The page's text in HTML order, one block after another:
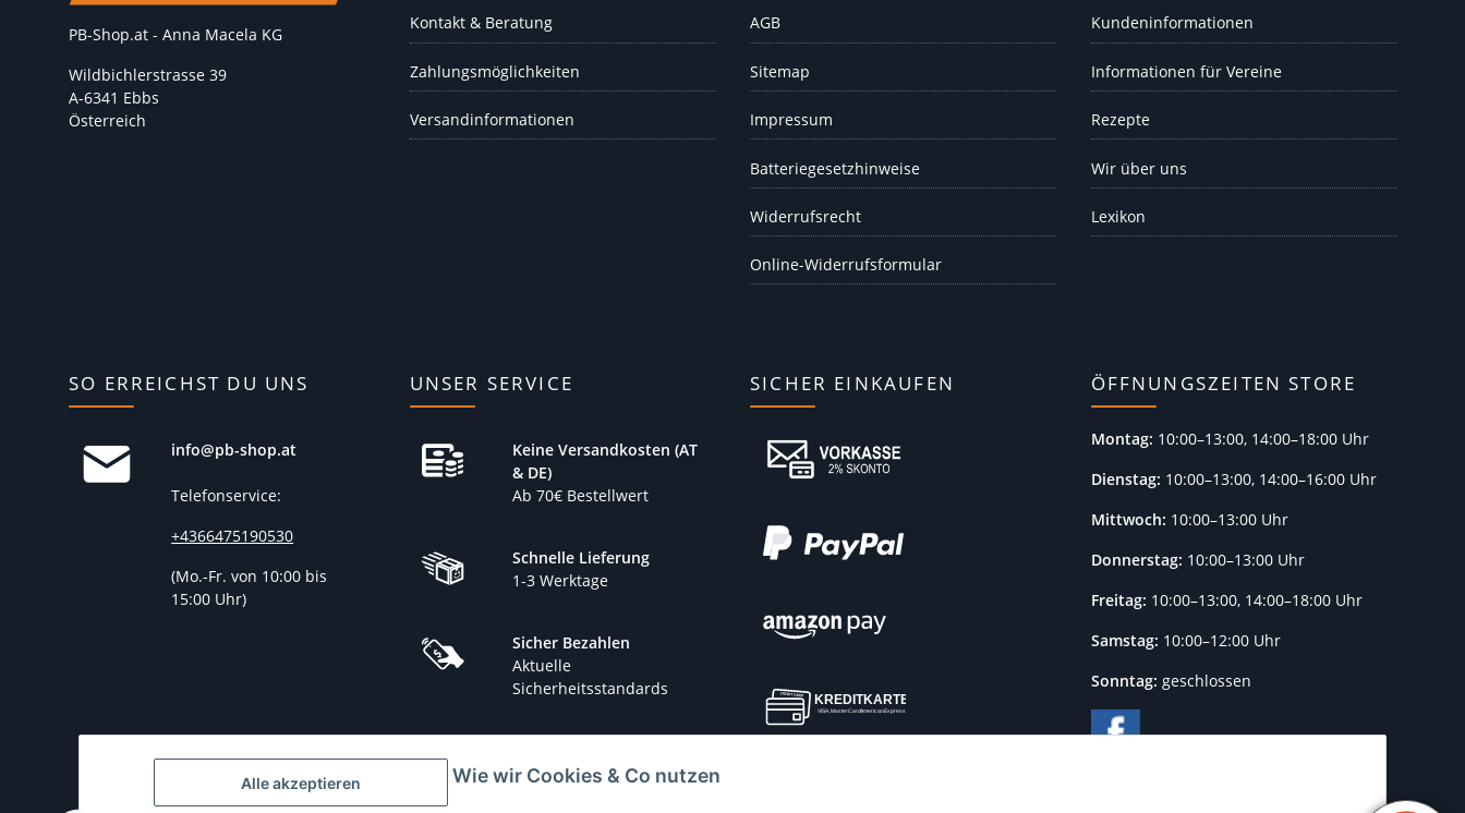
Alle akzeptieren Wie wir Cookies & Co nutzen
PB-Shop.at - Anna Macela KG
Wildbichlerstrasse 39
A-6341 Ebbs
Österreich
Kontakt & Beratung
Zahlungsmöglichkeiten
Versandinformationen
AGB
Sitemap
Impressum
Batteriegesetzhinweise
Widerrufsrecht
Online-Widerrufsformular
Kundeninformationen
Informationen für Vereine
Rezepte
Wir über uns
Lexikon
SO ERREICHST DU UNS
info@pb-shop.at
Telefonservice:
+4366475190530
(Mo.-Fr. von 10:00 bis
15:00 Uhr)
UNSER SERVICE
Keine Versandkosten (AT
& DE)
Ab 70€ Bestellwert
Schnelle Lieferung
1-3 Werktage
Sicher Bezahlen
Aktuelle
Sicherheitsstandards
SICHER EINKAUFEN ÖFFNUNGSZEITEN STORE
Montag: 10:00–13:00, 14:00–18:00 Uhr
Dienstag: 10:00–13:00, 14:00–16:00 Uhr
Mittwoch: 10:00–13:00 Uhr
Donnerstag: 10:00–13:00 Uhr
Freitag: 10:00–13:00, 14:00–18:00 Uhr
Samstag: 10:00–12:00 Uhr
Sonntag: geschlossen